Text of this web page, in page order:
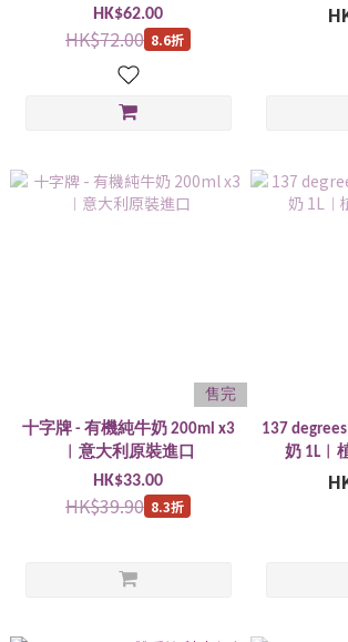
美國製造 (啡)
HK$62.00
HK$72.00 8.6折
︱
售完
十字牌 - 有機純牛奶 200ml x3
︱意大利原裝進口
HK$33.00
HK$39.90 8.3折
137
奶 1L︱